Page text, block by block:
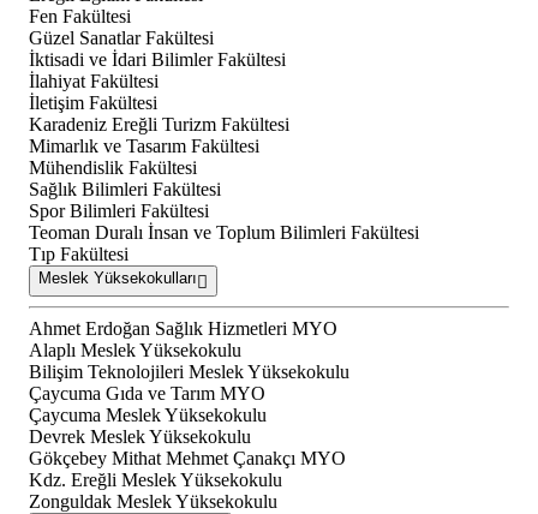
Fen Fakültesi
Güzel Sanatlar Fakültesi
İktisadi ve İdari Bilimler Fakültesi
İlahiyat Fakültesi
İletişim Fakültesi
Karadeniz Ereğli Turizm Fakültesi
Mimarlık ve Tasarım Fakültesi
Mühendislik Fakültesi
Sağlık Bilimleri Fakültesi
Spor Bilimleri Fakültesi
Teoman Duralı İnsan ve Toplum Bilimleri Fakültesi
Tıp Fakültesi
Meslek Yüksekokulları
Ahmet Erdoğan Sağlık Hizmetleri MYO
Alaplı Meslek Yüksekokulu
Bilişim Teknolojileri Meslek Yüksekokulu
Çaycuma Gıda ve Tarım MYO
Çaycuma Meslek Yüksekokulu
Devrek Meslek Yüksekokulu
Gökçebey Mithat Mehmet Çanakçı MYO
Kdz. Ereğli Meslek Yüksekokulu
Zonguldak Meslek Yüksekokulu